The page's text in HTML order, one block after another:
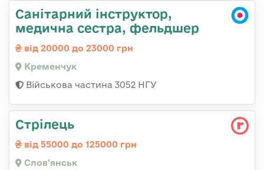
Санітарний інструктор,
медична сестра, фельдшер
від 20000 до 23000 грн
Кременчук
Військова частина 3052 НГУ
Стрілець
від 55000 до 125000 грн
Слов'янськ